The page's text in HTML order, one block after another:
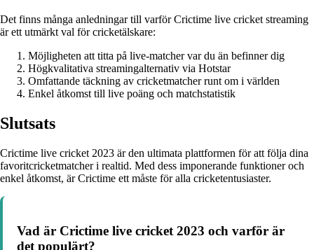
Det finns många anledningar till varför Crictime live cricket streaming
är ett utmärkt val för cricketälskare:
Möjligheten att titta på live-matcher var du än befinner dig
Högkvalitativa streamingalternativ via Hotstar
Omfattande täckning av cricketmatcher runt om i världen
Enkel åtkomst till live poäng och matchstatistik
Slutsats
Crictime live cricket 2023 är den ultimata plattformen för att följa dina
favoritcricketmatcher i realtid. Med dess imponerande funktioner och
enkel åtkomst, är Crictime ett måste för alla cricketentusiaster.
Vad är Crictime live cricket 2023 och varför är
det populärt?